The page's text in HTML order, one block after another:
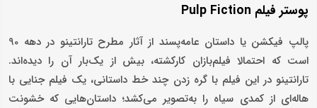
پوستر فیلم Pulp Fiction
پالپ فیکشن یا داستان عامه‌پسند از آثار مطرح تارانتینو در دهه 90
است که احتمالا فیلم‌بازان کارکشته، بیش از یک‌بار آن را دیده‌اند.
تارانتینو در این فیلم با گره زدن چند خط داستانی، یک فیلم جنایی با
هاله‌ای از کمدی سیاه را به‌تصویر می‌کشد؛ داستان‌هایی که خشونت